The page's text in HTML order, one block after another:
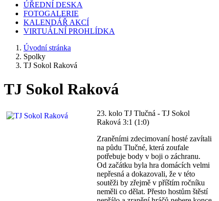
ÚŘEDNÍ DESKA
FOTOGALERIE
KALENDÁŘ AKCÍ
VIRTUÁLNÍ PROHLÍDKA
Úvodní stránka
Spolky
TJ Sokol Raková
TJ Sokol Raková
23. kolo TJ Tlučná - TJ Sokol
Raková 3:1 (1:0)
Zraněními zdecimovaní hosté zavítali
na půdu Tlučné, která zoufale
potřebuje body v boji o záchranu.
Od začátku byla hra domácích velmi
nepřesná a dokazovali, že v této
soutěži by zřejmě v příštím ročníku
neměli co dělat. Přesto hostům štěstí